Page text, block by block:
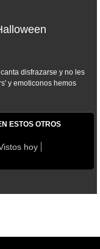
disfrazarse y no les
y emoticonos hemos
ESTOS OTROS
hoy